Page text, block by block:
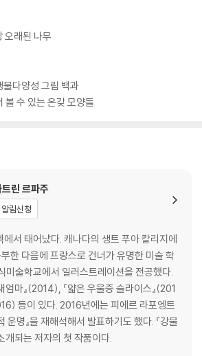
오래된 나무
물다양성 그림 백과
수 있는 온갖 모양들
린 르파주
림신청
서 태어났다. 캐나다의 생트 푸아 칼리지에
한 다음에 프랑스로 건너가 유명한 미술 학
미술학교에서 일러스트레이션을 전공했다.
엄마』(2014), 『얇은 우울증 슬라이스』(201
등이 있다. 2016년에는 피에르 라포엥트
운명』을 재해석해서 발표하기도 했다. 『강물
개되는 저자의 첫 작품이다.